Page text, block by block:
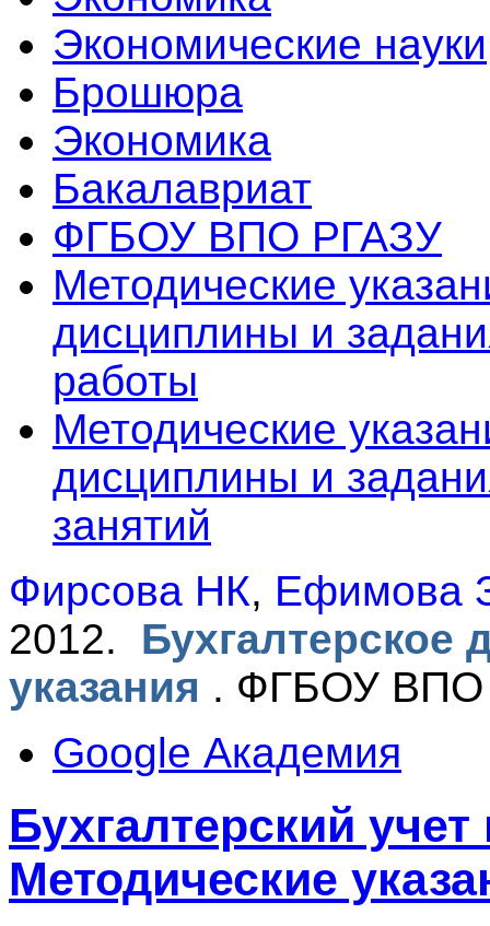
Экономические науки
Брошюра
Экономика
Бакалавриат
ФГБОУ ВПО РГАЗУ
Методические
дисциплины и
работы
Методические
дисциплины и
занятий
Фирсова НК, Ефимова
2012. Бухгалтерское
указания . ФГБОУ ВПО
Google Академия
Бухгалтерский учет
Методические